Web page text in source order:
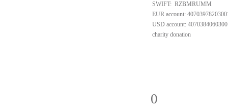
SWIFT: RZBMRUMM
EUR account:
USD account:
charity donation
0